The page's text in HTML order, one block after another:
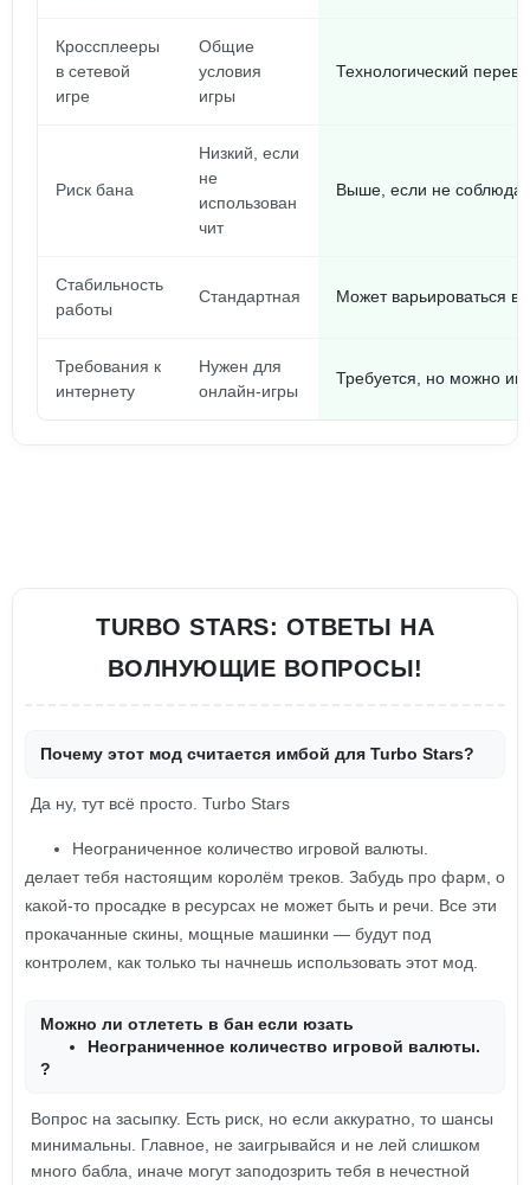
Кроссплееры
в сетевой
игре
Общие
условия
игры
Технологический
Риск бана
Низкий, если
не
использован
чит
Выше, если не
Стабильность
работы
Стандартная Может варьироваться в
Требования к
интернету
Нужен для
онлайн-игры
Требуется, но можно
TURBO STARS: ОТВЕТЫ НА
ВОЛНУЮЩИЕ ВОПРОСЫ!
Почему этот мод считается имбой для Turbo Stars?
Да ну, тут всё просто. Turbo Stars
Неограниченное количество игровой валюты.
делает тебя настоящим королём треков. Забудь про фарм, о
какой-то просадке в ресурсах не может быть и речи. Все эти
прокачанные скины, мощные машинки — будут под
контролем, как только ты начнешь использовать этот мод.
Можно ли отлететь в бан если юзать
Неограниченное количество игровой валюты.
?
Вопрос на засыпку. Есть риск, но если аккуратно, то шансы
минимальны. Главное, не заигрывайся и не лей слишком
много бабла, иначе могут заподозрить тебя в нечестной